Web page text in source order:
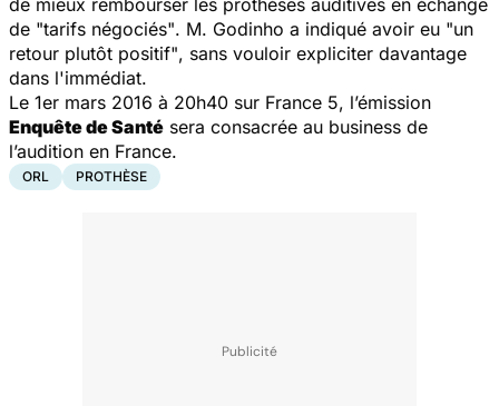
de "tarifs négociés". M. Godinho a indiqué avoir eu "un
retour plutôt positif", sans vouloir expliciter davantage
dans l'immédiat.
Le 1er mars 2016 à 20h40 sur France 5, l’émission
Enquête de Santé sera consacrée au business de
l’audition en France.
ORL PROTHÈSE